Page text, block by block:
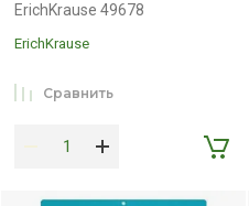
ErichKrause 49678
ErichKrause
Сравнить